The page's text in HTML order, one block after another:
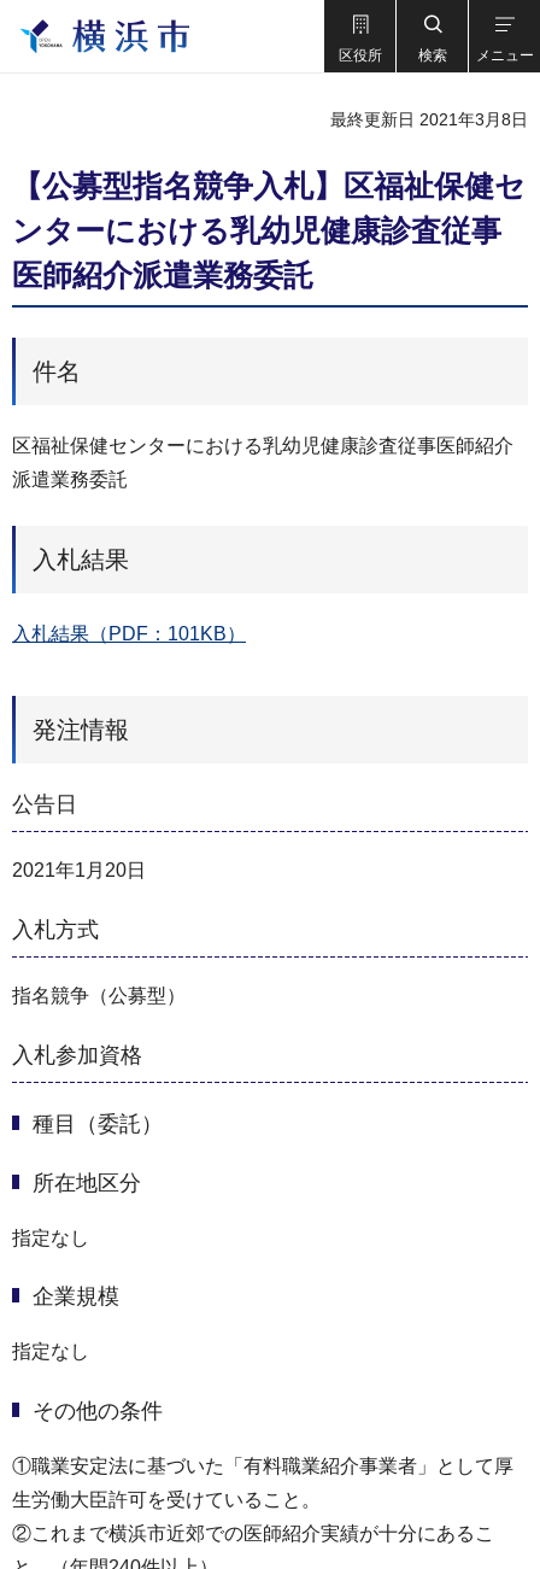
区役所 検索 メニュー
最終更新日 2021年3月8日
【公募型指名競争⼊札】区福祉保健セ
ンターにおける乳幼児健康診査従事
医師紹介派遣業務委託
件名
区福祉保健センターにおける乳幼児健康診査従事医師紹介
派遣業務委託
入札結果
入札結果（PDF：101KB）
発注情報
公告日
2021年1月20日
入札方式
指名競争（公募型）
入札参加資格
種目（委託）
所在地区分
指定なし
企業規模
指定なし
その他の条件
①職業安定法に基づいた「有料職業紹介事業者」として厚
生労働大臣許可を受けていること。
②これまで横浜市近郊での医師紹介実績が十分にあるこ